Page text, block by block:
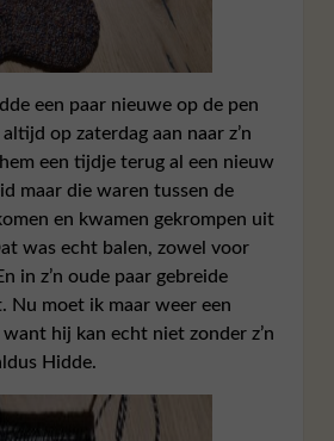
een paar nieuwe op de pen
op zaterdag aan naar z’n
een tijdje terug al een nieuw
maar die waren tussen de
en kwamen gekrompen uit
was echt balen, zowel voor
in z’n oude paar gebreide
Nu moet ik maar weer een
hij kan echt niet zonder z’n
Hidde.